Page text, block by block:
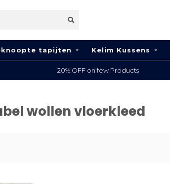
tapijten Kelim Kussens
20% OFF on few Products
wollen vloerkleed